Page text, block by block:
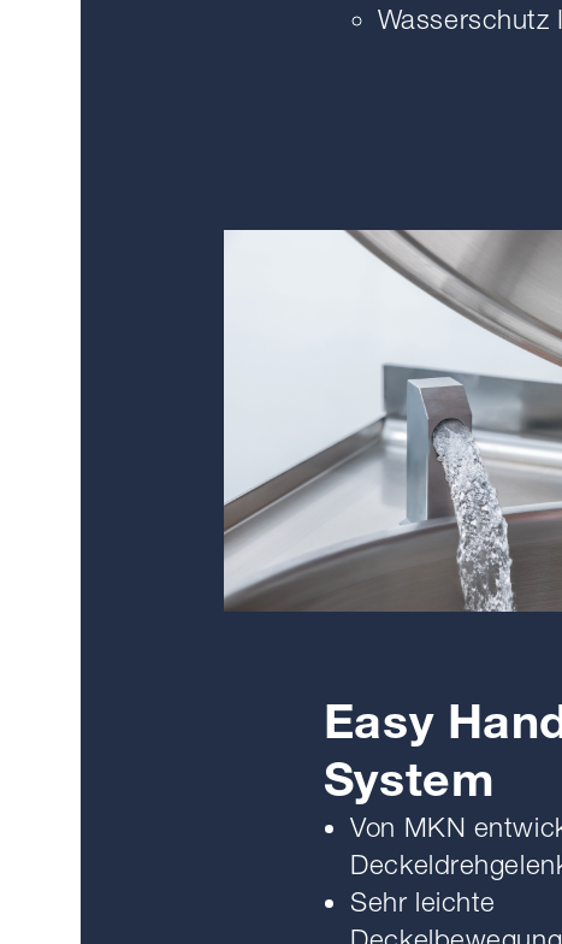
Wasserschutz
Easy
System
Von MKN
Sehr leichte